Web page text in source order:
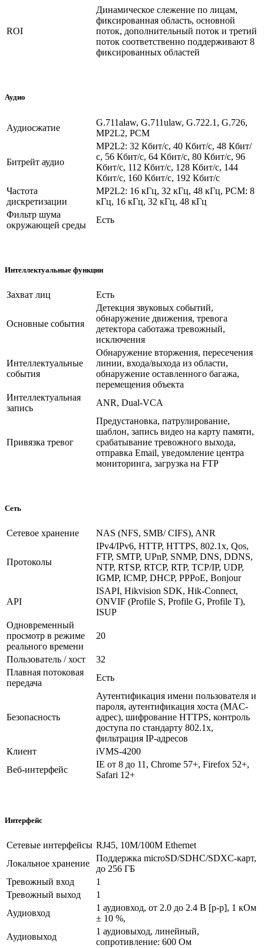
ROI
Динамическое слежение по лицам,
фиксированная область, основной
поток, дополнительный поток и третий
поток соответственно поддерживают 8
фиксированных областей
Аудио
Аудиосжатие
G.711alaw, G.711ulaw, G.722.1, G.726,
MP2L2, PCM
Битрейт аудио
MP2L2: 32 Кбит/с, 40 Кбит/с, 48 Кбит/
с, 56 Кбит/с, 64 Кбит/с, 80 Кбит/с, 96
Кбит/с, 112 Кбит/с, 128 Кбит/с, 144
Кбит/с, 160 Кбит/с, 192 Кбит/с
Частота
дискретизации
MP2L2: 16 кГц, 32 кГц, 48 кГц, PCM: 8
кГц, 16 кГц, 32 кГц, 48 кГц
Фильтр шума
окружающей среды
Есть
Интеллектуальные функции
Захват лиц Есть
Основные события
Детекция звуковых событий,
обнаружение движения, тревога
детектора саботажа тревожный,
исключения
Интеллектуальные
события
Обнаружение вторжения, пересечения
линии, входа/выхода из области,
обнаружение оставленного багажа,
перемещения объекта
Интеллектуальная
запись
ANR, Dual-VCA
Привязка тревог
Предустановка, патрулирование,
шаблон, запись видео на карту памяти,
срабатывание тревожного выхода,
отправка Email, уведомление центра
мониторинга, загрузка на FTP
Сеть
Сетевое хранение NAS (NFS, SMB/ CIFS), ANR
Протоколы
IPv4/IPv6, HTTP, HTTPS, 802.1x, Qos,
FTP, SMTP, UPnP, SNMP, DNS, DDNS,
NTP, RTSP, RTCP, RTP, TCP/IP, UDP,
IGMP, ICMP, DHCP, PPPoE, Bonjour
API
ISAPI, Hikvision SDK, Hik-Connect,
ONVIF (Profile S, Profile G, Profile T),
ISUP
Одновременный
просмотр в режиме
реального времени
20
Пользователь / хост
32
Плавная потоковая
передача
Есть
Безопасность
Аутентификация имени пользователя и
пароля, аутентификация хоста (MAC-
адрес), шифрование HTTPS, контроль
доступа по стандарту 802.1x,
фильтрация IP-адресов
Клиент
iVMS-4200
Веб-интерфейс
IE от 8 до 11, Chrome 57+, Firefox 52+,
Safari 12+
Интерфейс
Сетевые интерфейсы RJ45, 10M/100M Ethernet
Локальное хранение
Поддержка microSD/SDHC/SDXC-карт,
до 256 ГБ
Тревожный вход
1
Тревожный выход
1
Аудиовход
1 аудиовход, от 2.0 до 2.4 В [p-p], 1 кОм
± 10 %,
Аудиовыход
1 аудиовыход, линейный,
сопротивление: 600 Ом